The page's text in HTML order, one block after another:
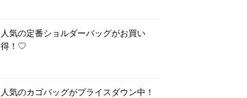
人気の定番ショルダーバッグがお買い
得！♡
人気のカゴバッグがプライスダウン中！